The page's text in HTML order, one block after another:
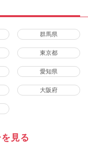
群馬県
東京都
愛知県
大阪府
見る